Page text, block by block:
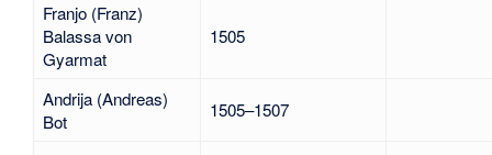
Franjo (Franz)
Balassa von
Gyarmat
1505
Andrija (Andreas)
Bot
1505–1507